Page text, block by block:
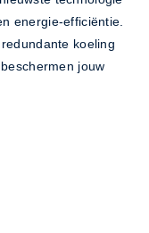
energie-efficiëntie.
koeling
jouw